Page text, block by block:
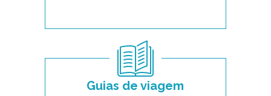
Guias de viagem